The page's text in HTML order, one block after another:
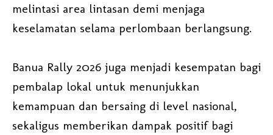
melintasi area lintasan demi menjaga
keselamatan selama perlombaan berlangsung.
Banua Rally 2026 juga menjadi kesempatan bagi
pembalap lokal untuk menunjukkan
kemampuan dan bersaing di level nasional,
sekaligus memberikan dampak positif bagi